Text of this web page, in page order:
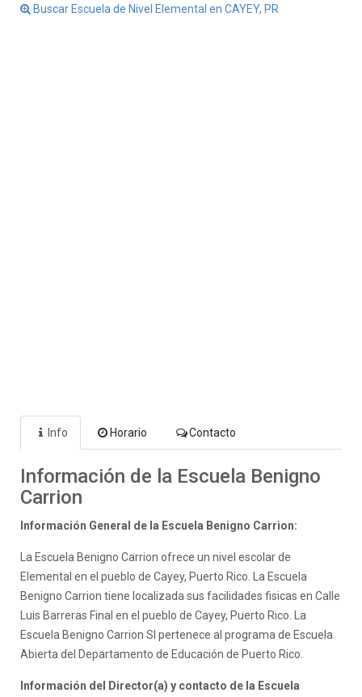
Buscar Escuela de Nivel Elemental en CAYEY, PR
Info Horario Contacto
Información de la Escuela Benigno
Carrion
Información General de la Escuela Benigno Carrion:
La Escuela Benigno Carrion ofrece un nivel escolar de
Elemental en el pueblo de Cayey, Puerto Rico. La Escuela
Benigno Carrion tiene localizada sus facilidades fisicas en Calle
Luis Barreras Final en el pueblo de Cayey, Puerto Rico. La
Escuela Benigno Carrion SI pertenece al programa de Escuela
Abierta del Departamento de Educación de Puerto Rico.
Información del Director(a) y contacto de la Escuela